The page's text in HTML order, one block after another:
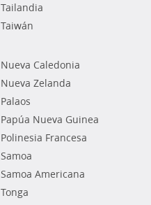
Tailandia
Taiwán
Nueva Caledonia
Nueva Zelanda
Palaos
Papúa Nueva Guinea
Polinesia Francesa
Samoa
Samoa Americana
Tonga